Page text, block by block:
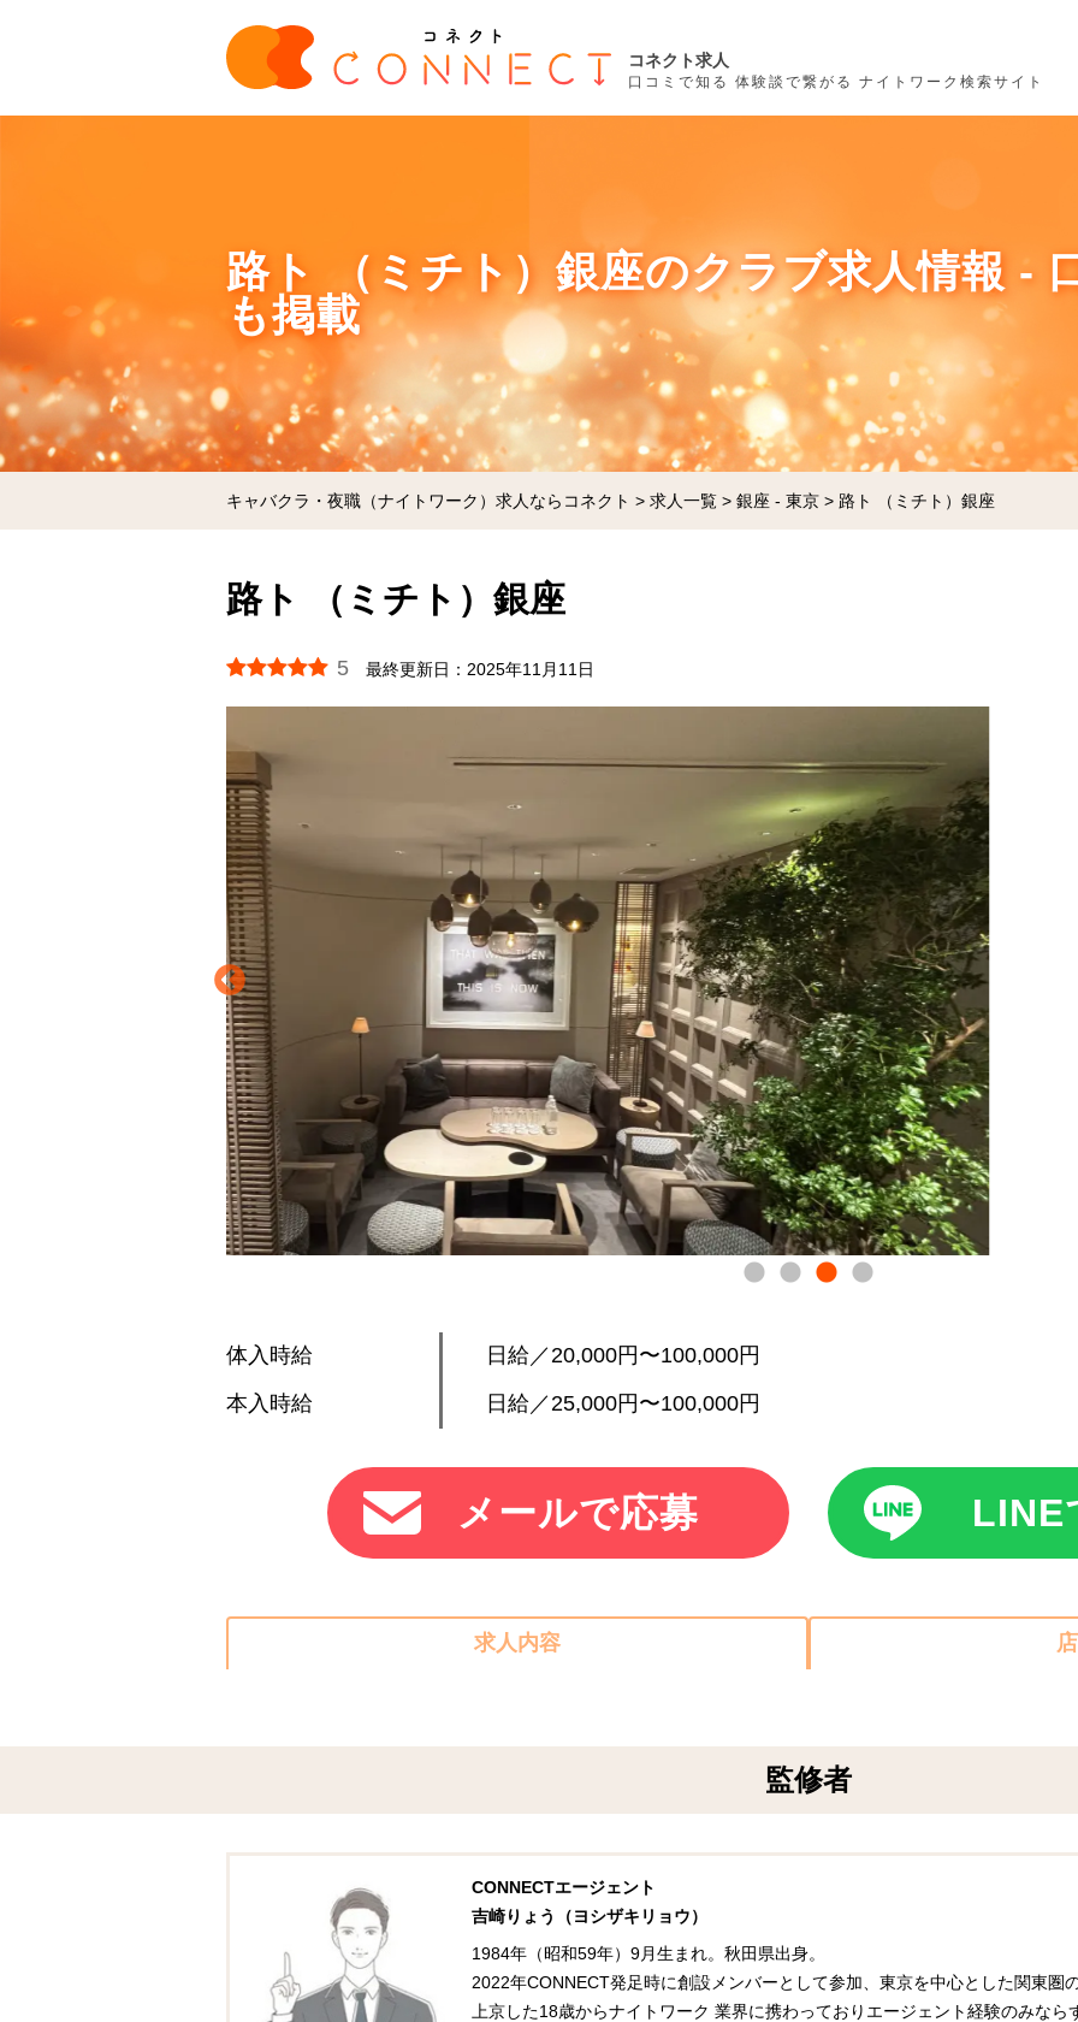
コネクト求人
口コミで知る 体験談で繋がる ナイトワーク検索サイト
路ト （ミチト）銀座のクラブ求人情報 -
も掲載
キャバクラ・夜職（ナイトワーク）求人ならコネクト > 求人一覧 > 銀座 - 東京 > 路ト （ミチト）銀座
路ト （ミチト）銀座
5 最終更新日： 2025年11月11日
体入時給
日給／20,000円〜100,000円
本入時給
日給／25,000円〜100,000円
メールで応募 LINE
求人内容
監修者
CONNECTエージェント
吉崎りょう（ヨシザキリョウ）
1984年（昭和59年）9月生まれ。秋田県出身。
2022年CONNECT発足時に創設メンバーとして参加、東京を中心とした関東圏
上京した18歳からナイトワーク 業界に携わっておりエージェント経験のみな